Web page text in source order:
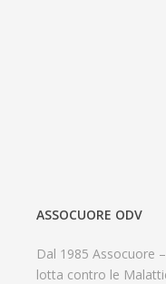
ASSOCUORE ODV
Dal 1985 Assocuore
lotta contro le